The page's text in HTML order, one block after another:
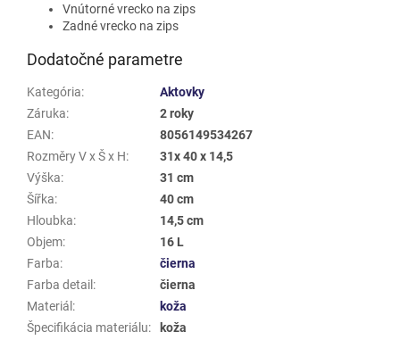
Vnútorné vrecko na zips
Zadné vrecko na zips
Dodatočné parametre
Kategória:
Aktovky
Záruka:
2 roky
EAN:
8056149534267
Rozměry V x Š x H:
31x 40 x 14,5
Výška:
31 cm
Šířka:
40 cm
Hloubka:
14,5 cm
Objem:
16 L
Farba:
čierna
Farba detail :
čierna
Materiál :
koža
Špecifikácia materiálu:
koža